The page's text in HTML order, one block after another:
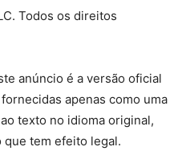
Todos os direitos
anúncio é a versão oficial
apenas como uma
texto no idioma original,
que tem efeito legal.